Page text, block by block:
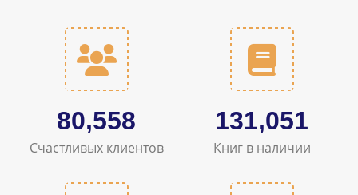
140,508
Счастливых клиентов
229,914
Книг в наличии